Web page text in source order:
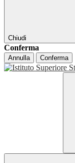
Chiudi
Conferma
Annulla Conferma